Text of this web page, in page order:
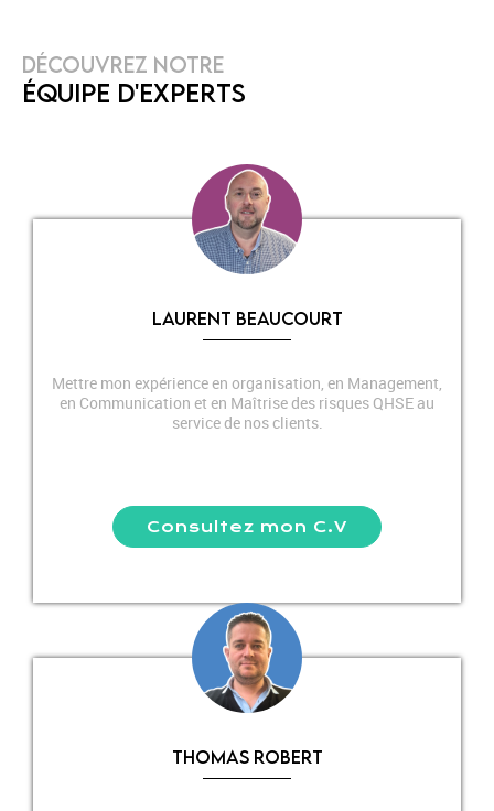
DÉCOUVREZ NOTRE
ÉQUIPE D'EXPERTS
LAURENT BEAUCOURT
Mettre mon expérience en organisation, en Management,
en Communication et en Maîtrise des risques QHSE au
service de nos clients.
Consultez mon C.V
THOMAS ROBERT